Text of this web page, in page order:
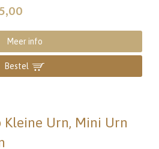
Meer info
Bestel
Urn, Mini Urn